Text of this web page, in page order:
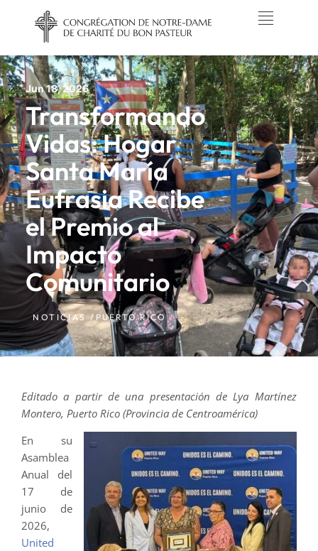
Jun 18, 2026
Transformando
Vidas: Hogar
Santa María
Eufrasia Recibe
el Premio al
Impacto
Comunitario
NOTICIAS / PUERTO RICO
Editado a partir de una presentación de Lya Martínez
Montero, Puerto Rico (Provincia de Centroamérica)
En su
Asamblea
Anual del
17 de
junio de
2026,
United